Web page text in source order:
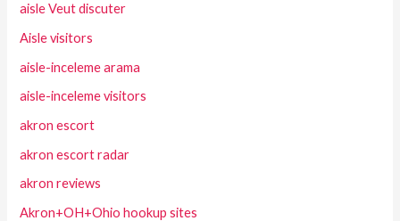
aisle Veut discuter
Aisle visitors
aisle-inceleme arama
aisle-inceleme visitors
akron escort
akron escort radar
akron reviews
Akron+OH+Ohio hookup sites